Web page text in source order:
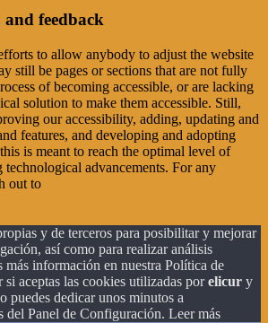
and feedback
to allow anybody to adjust the website
still be pages or sections that are not fully
of becoming accessible, or are lacking
solution to make them accessible. Still,
our accessibility, adding, updating and
features, and developing and adopting
is meant to reach the optimal level of
advancements. For any
out to
y de terceros para posibilitar y mejorar
así como para realizar análisis
más información en nuestra Política de
si aceptas las cookies utilizadas porelicur y
puedes dedicar unos minutos a
del Panel de Configuración. Leer más